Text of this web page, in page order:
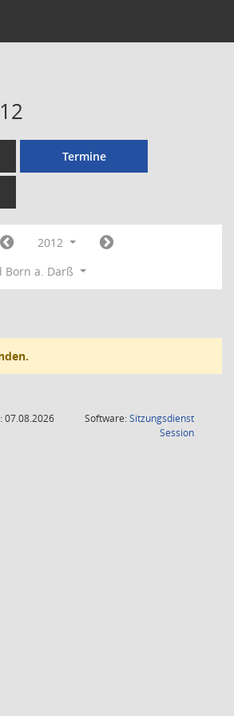
Termine
2012
Born a. Darß
07.08.2026
Software:Sitzungsdienst
Session(Wird in